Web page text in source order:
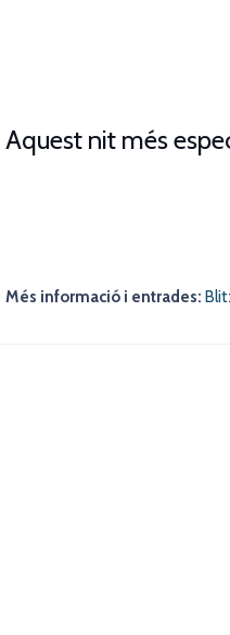
Aquest nit més
Més informació i entrades: